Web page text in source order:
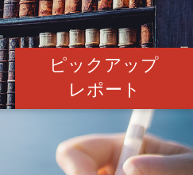
ピックアップ
レポート